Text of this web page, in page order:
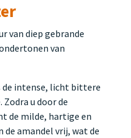
van diep gebrande
van
de intense, licht bittere
Zodra u door de
de milde, hartige en
amandel vrij, wat de